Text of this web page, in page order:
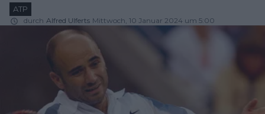
ATP
durch Alfred Ulferts Mittwoch, 10 Januar 2024 um 5:00